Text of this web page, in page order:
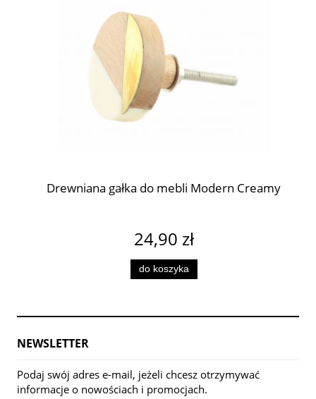
Drewniana gałka do mebli Modern Creamy
24,90 zł
do koszyka
NEWSLETTER
Podaj swój adres e-mail, jeżeli chcesz otrzymywać
informacje o nowościach i promocjach.